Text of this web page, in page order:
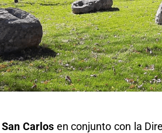
Carlos en conjunto con la